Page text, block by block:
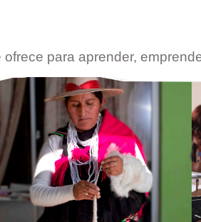
para aprender,